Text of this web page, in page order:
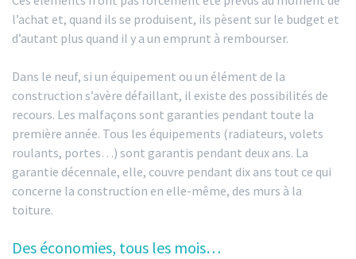
l’achat et, quand ils se produisent, ils pèsent sur le budget et
d’autant plus quand il y a un emprunt à rembourser.
Dans le neuf, si un équipement ou un élément de la
construction s’avère défaillant, il existe des possibilités de
recours. Les malfaçons sont garanties pendant toute la
première année. Tous les équipements (radiateurs, volets
roulants, portes…) sont garantis pendant deux ans. La
garantie décennale, elle, couvre pendant dix ans tout ce qui
concerne la construction en elle-même, des murs à la
toiture.
Des économies, tous les mois…